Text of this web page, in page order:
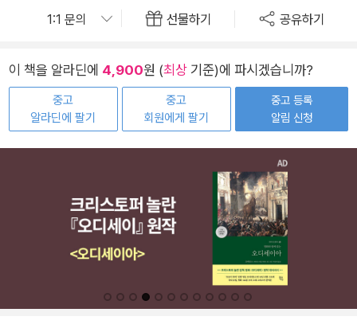
선물하기 공유하기
이 책을 알라딘에 4,900원 (최상 기준)에 파시겠습니까?
중고
알라딘에 팔기
중고
회원에게 팔기
중고 등록
알림 신청